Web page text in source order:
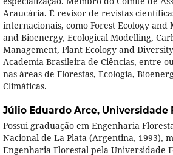
Araucária. É revisor de revistas
internacionais, como Forest Ecology and
and Bioenergy, Ecological Modelling,
Management, Plant Ecology and
Academia Brasileira de Ciências, entre
nas áreas de Florestas, Ecologia,
Climáticas.
Júlio Eduardo Arce, Universidade
Possui graduação em Engenharia
Nacional de La Plata (Argentina, 1993),
Engenharia Florestal pela Universidade